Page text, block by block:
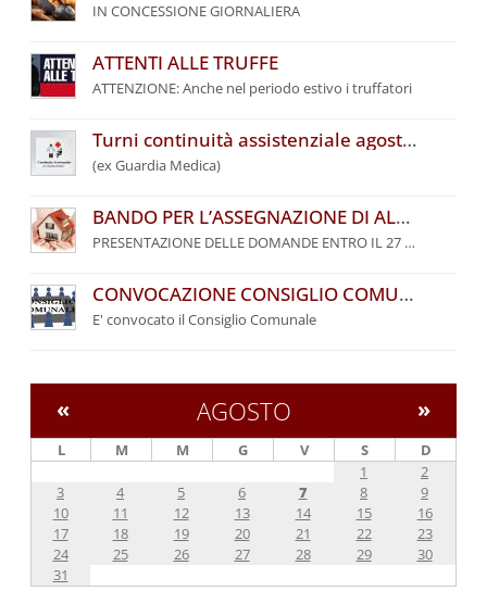
IN CONCESSIONE GIORNALIERA
ATTENTI ALLE TRUFFE
ATTENZIONE: Anche nel periodo estivo i truffatori
Turni continuità assistenziale agosto 2026
(ex Guardia Medica)
BANDO PER L’ASSEGNAZIONE DI ALLOGGI DI EDILIZIA RESIDENZIALE PUBBLICA DEL COMUNE DI PALAZZUOLO SUL SENIO – ANNO 2026
PRESENTAZIONE DELLE DOMANDE ENTRO IL 27 SETTEMBRE 2026
CONVOCAZIONE CONSIGLIO COMUNALE
E' convocato il Consiglio Comunale
AGOSTO
« »
L M M G V S
D
1
2
3
4 5 6 7 8
9
10
11 12 13 14 15
16
17
18 19 20 21 22
23
24
25 26 27 28 29
30
31